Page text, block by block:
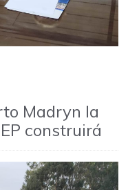
Madryn la
construirá